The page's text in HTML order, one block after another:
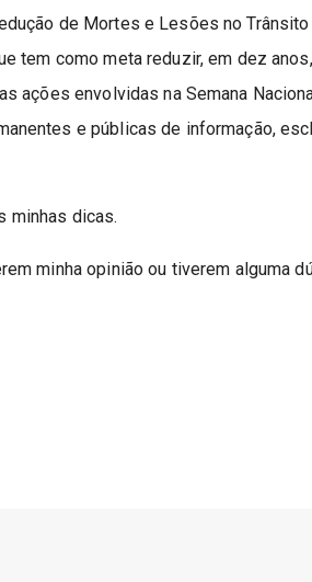
de Mortes e Lesões no
tem como meta reduzir, em dez
ações envolvidas na Semana
e públicas de informação,
minhas dicas.
minha opinião ou tiverem alguma